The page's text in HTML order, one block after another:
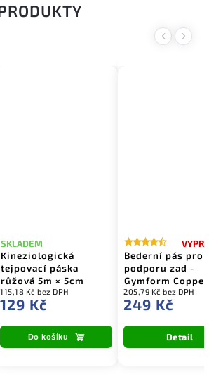
Previous
Kineziologická
tejpovací páska
růžová 5m × 5cm
SKLADEM
115,18 Kč bez DPH
129 Kč
Do košíku
Bederní pás pro
podporu zad -
Gymform
205,79 Kč bez DPH
249 Kč
Detail
Next